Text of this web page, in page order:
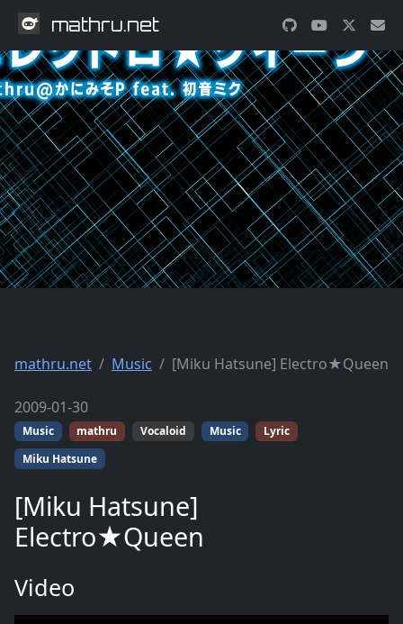
mathru.net
mathru.net Music [Miku Hatsune] Electro★Queen
2009-01-30
Music mathru Vocaloid Music
Lyric
Miku Hatsune
[Miku Hatsune]
Electro★Queen
Video